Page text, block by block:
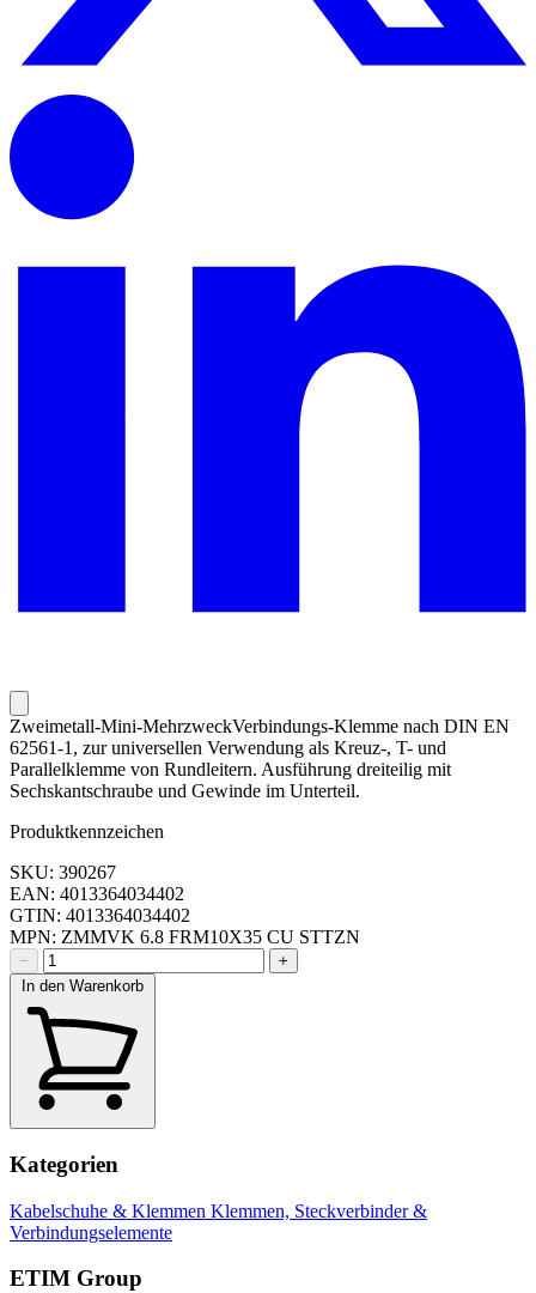
Zweimetall-Mini-MehrzweckVerbindungs-Klemme nach DIN EN
62561-1, zur universellen Verwendung als Kreuz-, T- und
Parallelklemme von Rundleitern. Ausführung dreiteilig mit
Sechskantschraube und Gewinde im Unterteil.
Produktkennzeichen
SKU: 390267
EAN: 4013364034402
GTIN: 4013364034402
MPN: ZMMVK 6.8 FRM10X35 CU STTZN
−
+
In den Warenkorb
Kategorien
Kabelschuhe & Klemmen Klemmen, Steckverbinder &
Verbindungselemente
ETIM Group